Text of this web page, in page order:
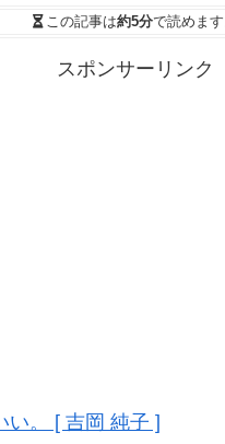
この記事は約5分で読めます
スポンサーリンク
い。 [ 吉岡 純子 ]